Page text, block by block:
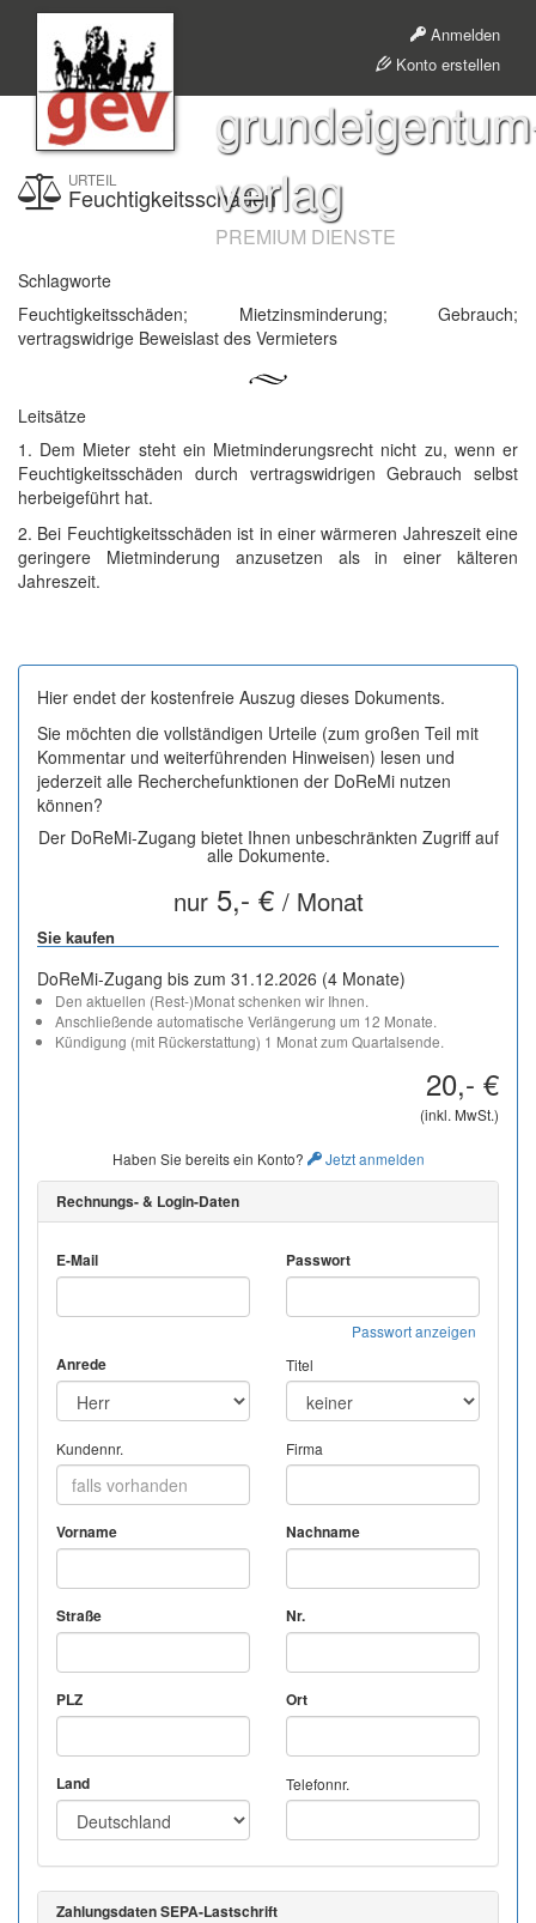
Anmelden
Konto erstellen
verlag
PREMIUM DIENSTE
URTEIL
Feuchtigkeitsschäden
Schlagworte
Feuchtigkeitsschäden; Mietzinsminderung; Gebrauch;
vertragswidrige Beweislast des Vermieters
Leitsätze
1. Dem Mieter steht ein Mietminderungsrecht nicht zu, wenn er
Feuchtigkeitsschäden durch vertragswidrigen Gebrauch selbst
herbeigeführt hat.
2. Bei Feuchtigkeitsschäden ist in einer wärmeren Jahreszeit eine
geringere Mietminderung anzusetzen als in einer kälteren
Jahreszeit.
Hier endet der kostenfreie Auszug dieses Dokuments.
Sie möchten die vollständigen Urteile (zum großen Teil mit
Kommentar und weiterführenden Hinweisen) lesen und
jederzeit alle Recherchefunktionen der DoReMi nutzen
können?
Der DoReMi-Zugang bietet Ihnen unbeschränkten Zugriff auf
alle Dokumente.
nur5,- € / Monat
Sie kaufen
DoReMi-Zugang bis zum 31.12.2026 (4 Monate)
Den aktuellen (Rest-)Monat schenken wir Ihnen.
Anschließende automatische Verlängerung um 12 Monate.
Kündigung (mit Rückerstattung) 1 Monat zum Quartalsende.
20,- €
(inkl. MwSt.)
Haben Sie bereits ein Konto? Jetzt anmelden
Rechnungs- & Login-Daten
E-Mail Passwort
Passwort anzeigen
Anrede Titel
Kundennr. Firma
Vorname Nachname
Straße Nr.
PLZ Ort
Land Telefonnr.
Zahlungsdaten SEPA-Lastschrift